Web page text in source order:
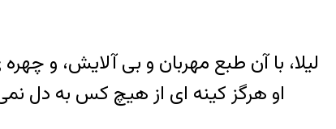
لیلا، با آن طبع مهربان و بی آلایش،
او هرگز کینه ای از هیچ کس به دل